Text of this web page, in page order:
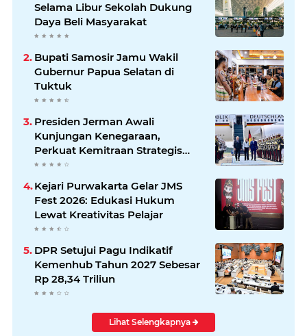
Selama Libur Sekolah Dukung
Daya Beli Masyarakat
Bupati Samosir Jamu Wakil
Gubernur Papua Selatan di
Tuktuk
Presiden Jerman Awali
Kunjungan Kenegaraan,
Perkuat Kemitraan Strategis
Indonesia–Jerman
Kejari Purwakarta Gelar JMS
Fest 2026: Edukasi Hukum
Lewat Kreativitas Pelajar
DPR Setujui Pagu Indikatif
Kemenhub Tahun 2027 Sebesar
Rp 28,34 Triliun
Lihat Selengkapnya